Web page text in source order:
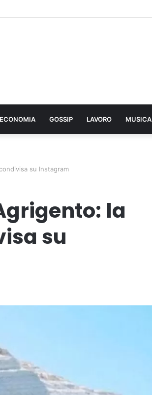
ECONOMIA GOSSIP LAVORO MUSICA
su Instagram
la
su